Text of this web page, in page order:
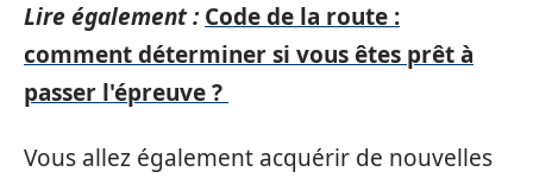
Lire également : Code de la route :
comment déterminer si vous êtes prêt à
passer l'épreuve ?
Vous allez également acquérir de nouvelles